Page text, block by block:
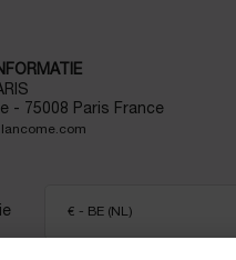
- 75008 Paris France
€ - BE (NL)